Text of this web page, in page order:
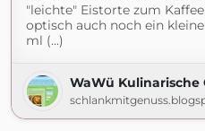
"leichte" Eistorte zum
optisch auch noch ein
ml (...)
WaWü Kulinarische